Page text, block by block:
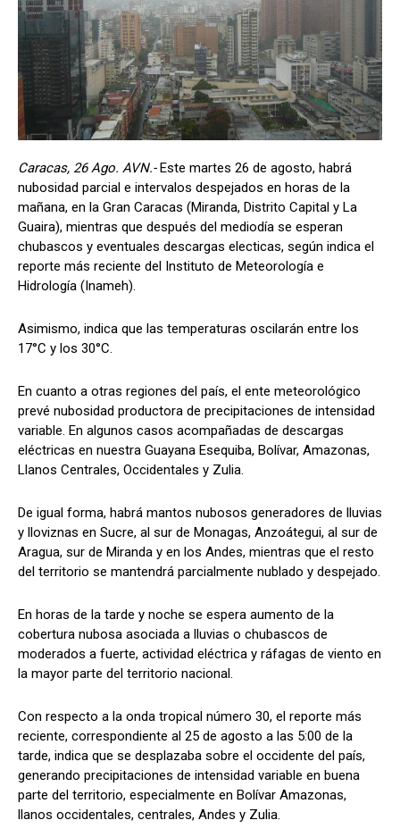
Caracas, 26 Ago. AVN.-Este martes 26 de agosto, habrá
nubosidad parcial e intervalos despejados en horas de la
mañana, en la Gran Caracas (Miranda, Distrito Capital y La
Guaira), mientras que después del mediodía se esperan
chubascos y eventuales descargas electicas, según indica el
reporte más reciente del Instituto de Meteorología e
Hidrología (Inameh).
Asimismo, indica que las temperaturas oscilarán entre los
17°C y los 30°C.
En cuanto a otras regiones del país, el ente meteorológico
prevé nubosidad productora de precipitaciones de intensidad
variable. En algunos casos acompañadas de descargas
eléctricas en nuestra Guayana Esequiba, Bolívar, Amazonas,
Llanos Centrales, Occidentales y Zulia.
De igual forma, habrá mantos nubosos generadores de lluvias
y lloviznas en Sucre, al sur de Monagas, Anzoátegui, al sur de
Aragua, sur de Miranda y en los Andes, mientras que el resto
del territorio se mantendrá parcialmente nublado y despejado.
En horas de la tarde y noche se espera aumento de la
cobertura nubosa asociada a lluvias o chubascos de
moderados a fuerte, actividad eléctrica y ráfagas de viento en
la mayor parte del territorio nacional.
Con respecto a la onda tropical número 30, el reporte más
reciente, correspondiente al 25 de agosto a las 5:00 de la
tarde, indica que se desplazaba sobre el occidente del país,
generando precipitaciones de intensidad variable en buena
parte del territorio, especialmente en Bolívar Amazonas,
llanos occidentales, centrales, Andes y Zulia.